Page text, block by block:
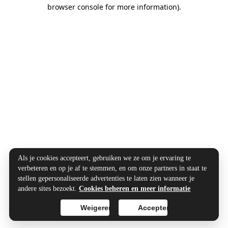
browser console for more information).
Als je cookies accepteert, gebruiken we ze om je ervaring te
verbeteren en op je af te stemmen, en om onze partners in staat te
stellen gepersonaliseerde advertenties te laten zien wanneer je
andere sites bezoekt.Cookies beheren en meer informatie
Accepteren
Weigeren